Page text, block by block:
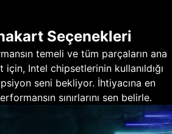
Seçenekleri
temeli ve tüm parçaların ana
Intel chipsetlerinin kullanıldığı
seni bekliyor. İhtiyacına en
sınırlarını sen belirle.